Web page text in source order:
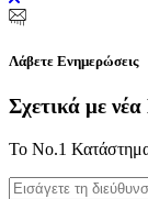
Λάβετε Ενημερώσεις
Σχετικά με
Το Νο.1 Κατάστημα